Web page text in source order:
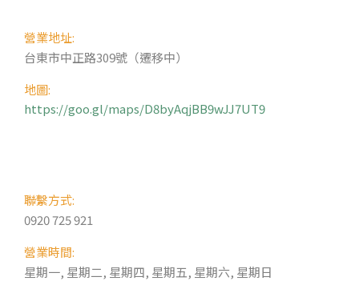
營業地址:
台東市中正路309號（遷移中）
地圖:
https://goo.gl/maps/D8byAqjBB9wJJ7UT9
聯繫方式:
0920 725 921
營業時間:
星期一, 星期二, 星期四, 星期五, 星期六, 星期日